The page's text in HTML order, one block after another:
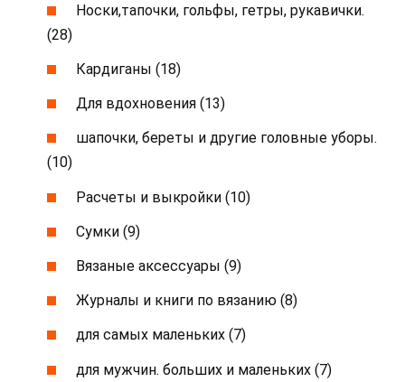
Носки,тапочки, гольфы, гетры, рукавички.
(28)
Кардиганы (18)
Для вдохновения (13)
шапочки, береты и другие головные уборы.
(10)
Расчеты и выкройки (10)
Сумки (9)
Вязаные аксессуары (9)
Журналы и книги по вязанию (8)
для самых маленьких (7)
для мужчин. больших и маленьких (7)